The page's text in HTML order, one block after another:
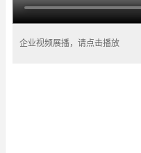
企业视频展播，请点击播放